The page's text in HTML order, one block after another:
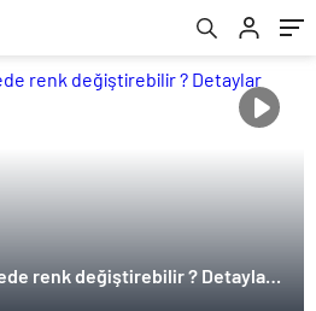
renk değiştirebilir ? Detaylar